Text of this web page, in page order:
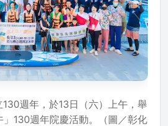
週年，於13日（六）上午，舉
130週年院慶活動。（圖／彰化